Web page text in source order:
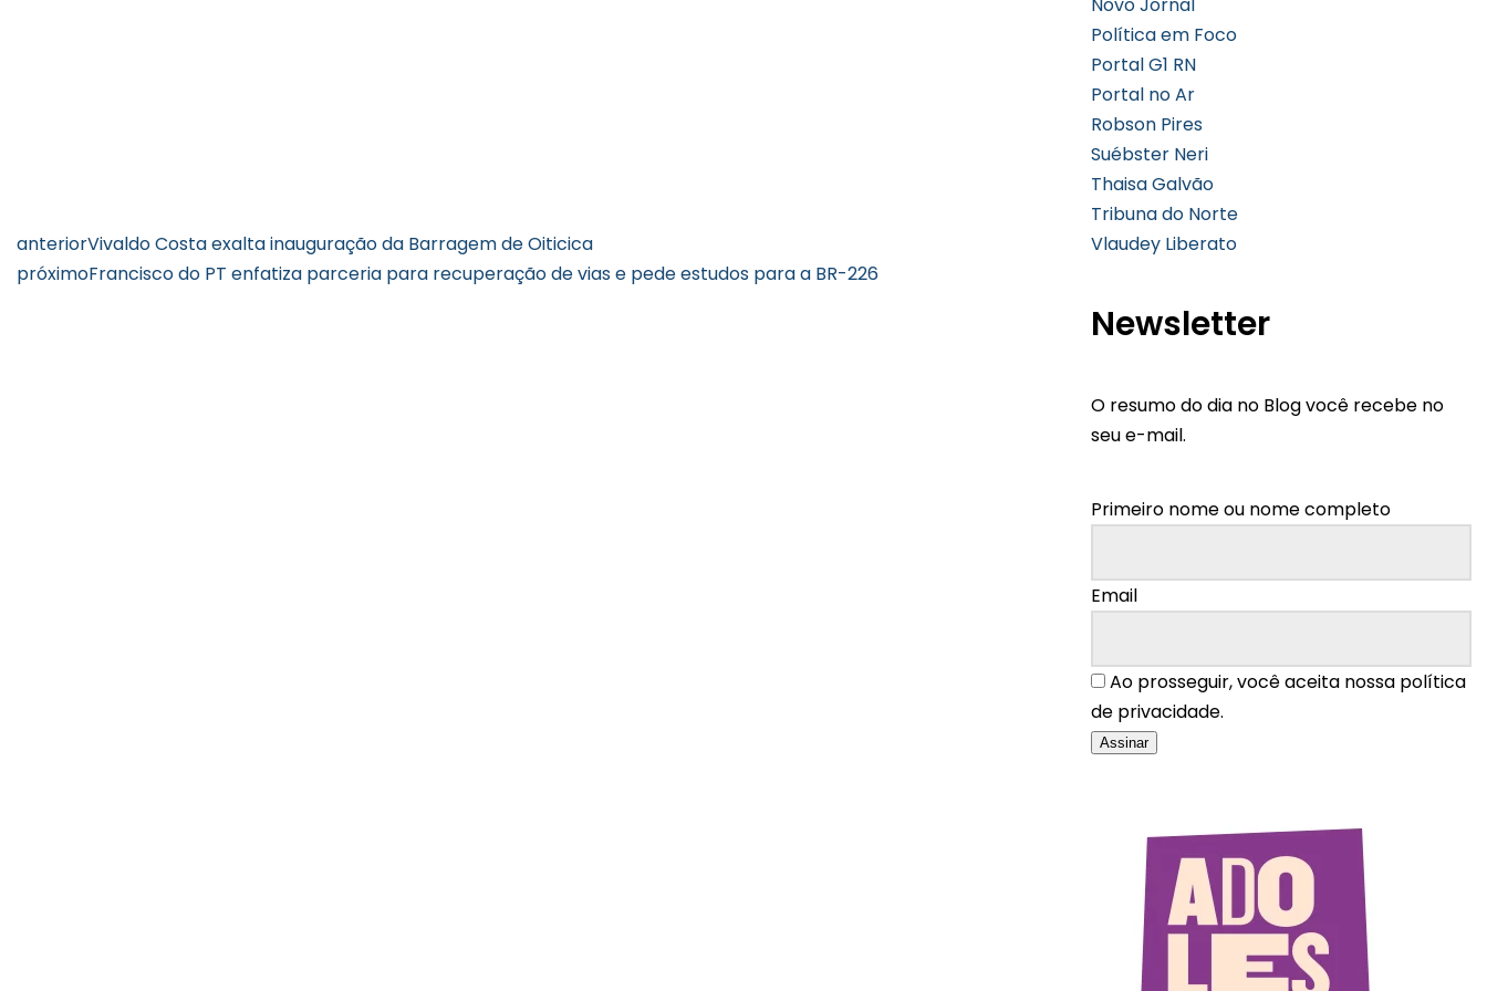
anteriorVivaldo Costa exalta inauguração da Barragem de Oiticica
próximoFrancisco do PT enfatiza parceria para recuperação de vias e pede estudos para a BR-226
Política em Foco
Portal G1 RN
Portal no Ar
Robson Pires
Suébster Neri
Thaisa Galvão
Tribuna do Norte
Vlaudey Liberato
Newsletter
O resumo do dia no Blog você recebe no
seu e-mail.
Primeiro nome ou nome completo
Email
Ao prosseguir, você aceita nossa política
de privacidade.